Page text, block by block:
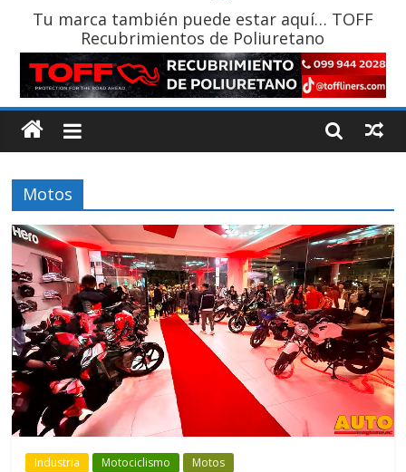
Tu marca también puede estar aquí… TOFF
Recubrimientos de Poliuretano
Motos
Industria Motociclismo Motos